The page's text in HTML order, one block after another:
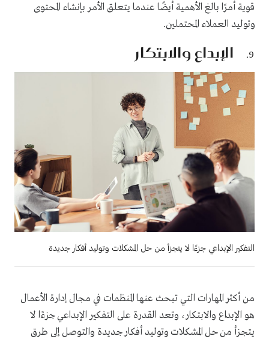
قوية أمرًا بالغ الأهمية أيضًا عندما يتعلق الأمر بإنشاء المحتوى
وتوليد العملاء المحتملين.
الإبداع والابتكار
التفكير الإبداعي جزءًا لا يتجزأ من حل المشكلات وتوليد أفكار جديدة
من أكثر المهارات التي تبحث عنها المنظمات في مجال إدارة الأعمال
هو الإبداع والابتكار، وتعد القدرة على التفكير الإبداعي جزءًا لا
يتجزأ من حل المشكلات وتوليد أفكار جديدة والتوصل إلى طرق